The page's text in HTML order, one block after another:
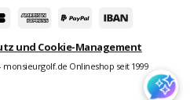
und Cookie-Management
monsieurgolf.de Onlineshop seit 1999